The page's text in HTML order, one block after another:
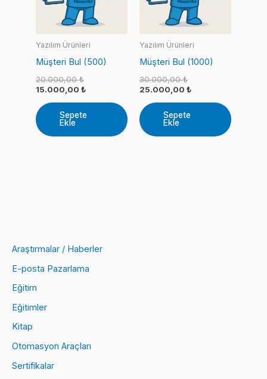
Araştırmalar / Haberler
E-posta Pazarlama
Eğitim
Eğitimler
Kitap
Otomasyon Araçları
Sertifikalar
Yazılım Ürünleri
Müşteri Bul (500)
20.000,00₺Orijinal
fiyat:
15.000,00 ₺Şu
15.000,00 ₺.
Sepete
Ekle
Yazılım Ürünleri
Müşteri Bul (1000)
30.000,00₺Orijinal
fiyat:
25.000,00 ₺Şu
25.000,00 ₺.
Sepete
Ekle